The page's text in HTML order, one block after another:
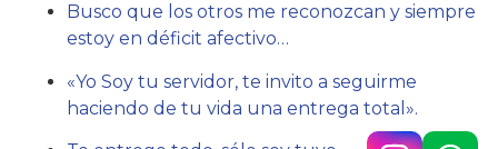
Busco que los otros me reconozcan y siempre
estoy en déficit afectivo…
«Yo Soy tu servidor, te invito a seguirme
haciendo de tu vida una entrega total».